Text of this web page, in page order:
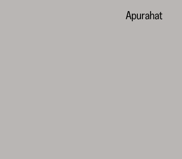
Apurahat